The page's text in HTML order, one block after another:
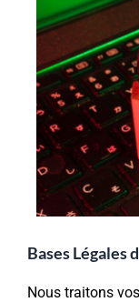
Bases Légales
Nous traitons